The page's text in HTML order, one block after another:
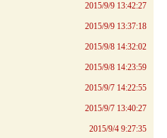
2015/9/9 13:42:27
2015/9/9 13:37:18
2015/9/8 14:32:02
2015/9/8 14:23:59
2015/9/7 14:22:55
2015/9/7 13:40:27
2015/9/4 9:27:35